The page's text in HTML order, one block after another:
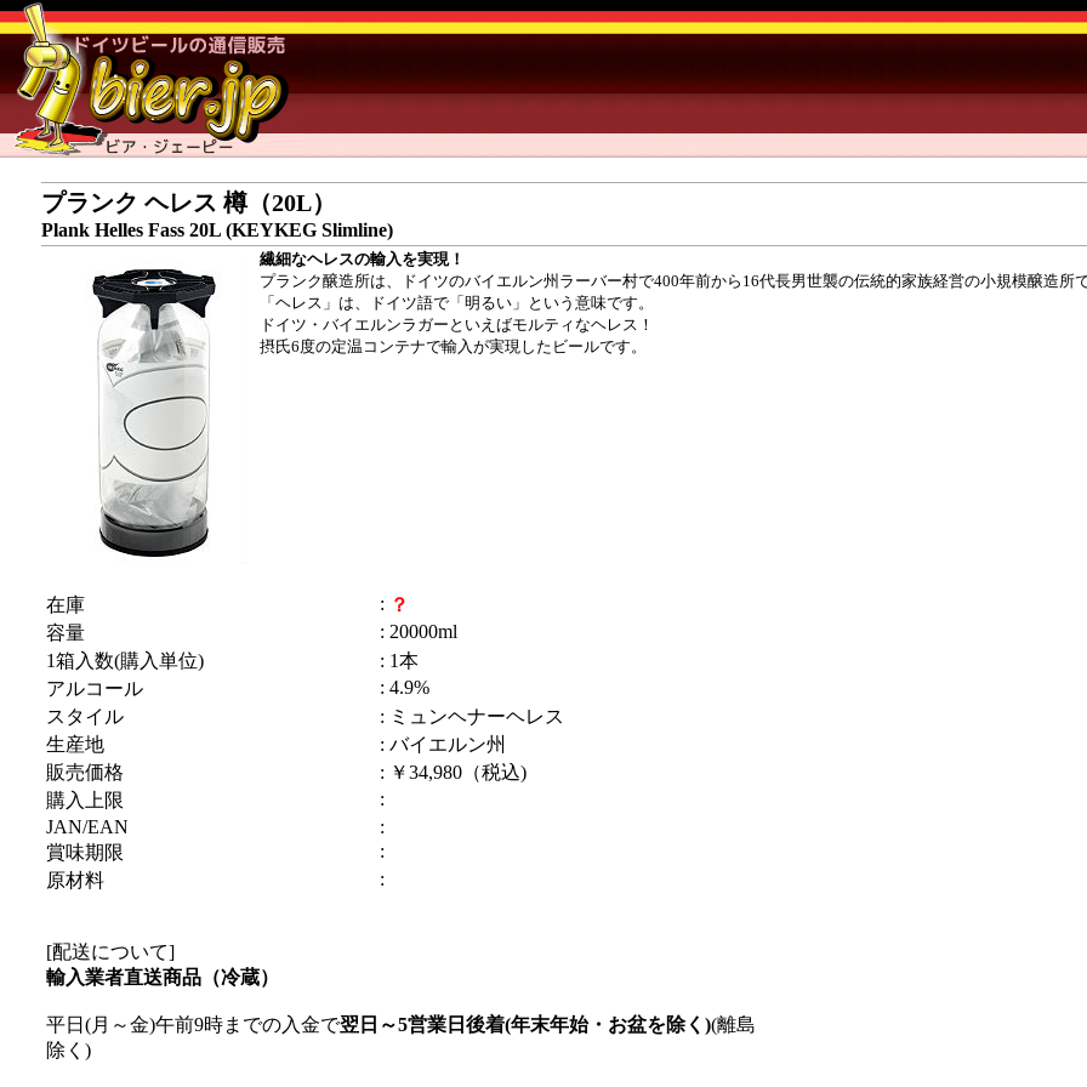
プランク ヘレス 樽（20L）
Plank Helles Fass 20L (KEYKEG Slimline)
繊細なヘレスの輸入を実現！
プランク醸造所は、ドイツのバイエルン州ラーバー村で400年前から16代長男世襲の伝統的家族経営の小規模醸造所
「ヘレス」は、ドイツ語で「明るい」という意味です。
ドイツ・バイエルンラガーといえばモルティなヘレス！
摂氏6度の定温コンテナで輸入が実現したビールです。
在庫 : ？
容量
: 20000ml
1箱入数(購入単位)
: 1本
アルコール
: 4.9%
スタイル
: ミュンヘナーヘレス
生産地
: バイエルン州
販売価格
: ￥34,980（税込)
購入上限
:
JAN/EAN
:
賞味期限
:
原材料
:
[配送について]
輸入業者直送商品（冷蔵）
平日(月～金)午前9時までの入金で翌日～5営業日後着(年末年始・お盆を除く)(離島
除く)